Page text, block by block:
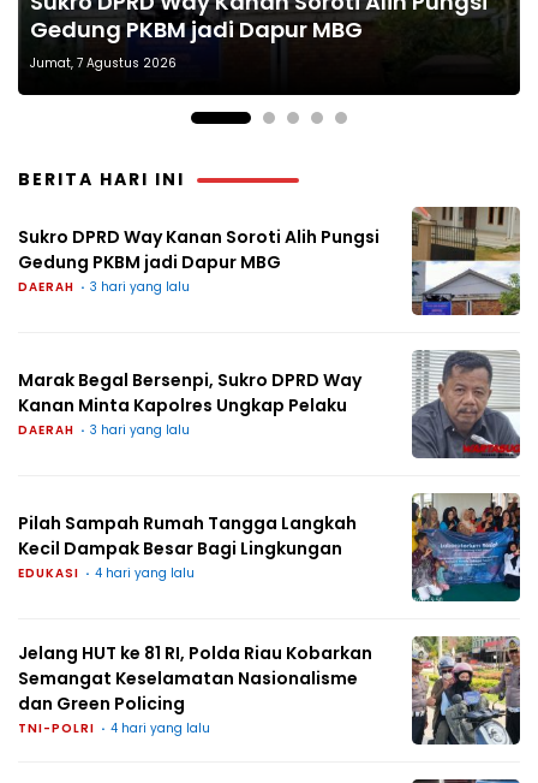
Gedung PKBM jadi Dapur MBG
Kanan Minta Kapolres Ungkap Pelaku
Jumat, 7 Agustus 2026
Kecil Dampak Besar Bagi Lingkungan
dan Green Policing
Barat
BERITA HARI INI
Sukro DPRD Way Kanan Soroti Alih Pungsi
Gedung PKBM jadi Dapur MBG
DAERAH 3 hari yang lalu
Marak Begal Bersenpi, Sukro DPRD Way
Kanan Minta Kapolres Ungkap Pelaku
DAERAH 3 hari yang lalu
Pilah Sampah Rumah Tangga Langkah
Kecil Dampak Besar Bagi Lingkungan
EDUKASI 4 hari yang lalu
Jelang HUT ke 81 RI, Polda Riau Kobarkan
Semangat Keselamatan Nasionalisme
dan Green Policing
TNI-POLRI 4 hari yang lalu